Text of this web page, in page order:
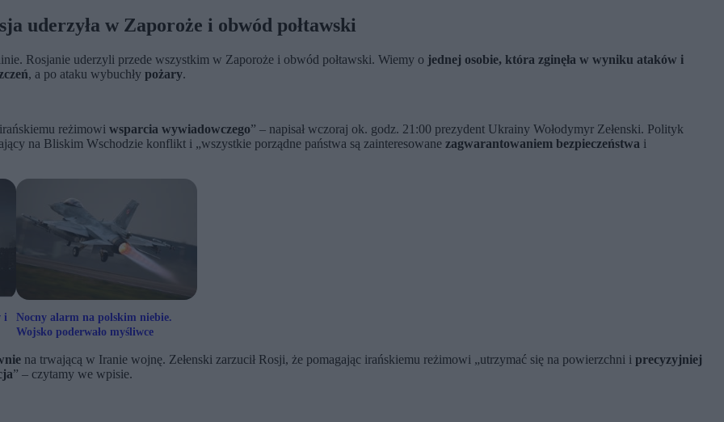
uderzyła w Zaporoże i obwód połtawski
Rosjanie uderzyli przede wszystkim w Zaporoże i obwód połtawski. Wiemy o jednej osobie, która zginęła w wyniku ataków i
, a po ataku wybuchły pożary.
reżimowi wsparcia wywiadowczego” – napisał wczoraj ok. godz. 21:00 prezydent Ukrainy Wołodymyr Zełenski. Polityk
na Bliskim Wschodzie konflikt i „wszystkie porządne państwa są zainteresowane zagwarantowaniem bezpieczeństwa i
i
Nocny alarm na polskim niebie.
Wojsko poderwało myśliwce
na trwającą w Iranie wojnę. Zełenski zarzucił Rosji, że pomagając irańskiemu reżimowi „utrzymać się na powierzchni i precyzyjniej
” – czytamy we wpisie.